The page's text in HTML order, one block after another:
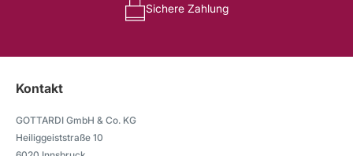
Sichere Zahlung
Kontakt
GOTTARDI GmbH & Co. KG
Heiliggeiststraße 10